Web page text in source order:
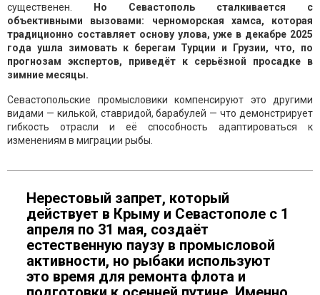
существенен.
Но Севастополь сталкивается с
объективными вызовами: черноморская хамса, которая
традиционно составляет основу улова, уже в декабре 2025
года ушла зимовать к берегам Турции и Грузии, что, по
прогнозам экспертов, приведёт к серьёзной просадке в
зимние месяцы.
Севастопольские промысловики компенсируют это другими
видами — килькой, ставридой, барабулей — что демонстрирует
гибкость отрасли и её способность адаптироваться к
изменениям в миграции рыбы.
Нерестовый запрет, который
действует в Крыму и Севастополе с 1
апреля по 31 мая, создаёт
естественную паузу в промысловой
активности, но рыбаки используют
это время для ремонта флота и